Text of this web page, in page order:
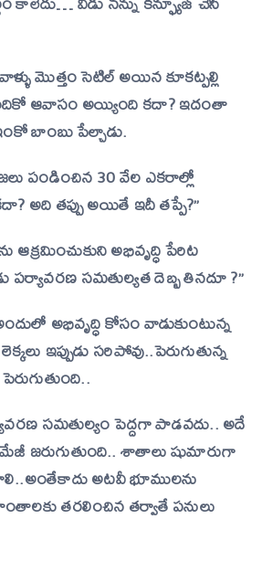
మొత్తం సెటిల్ అయిన కూకట్పల్లి
ఆవాసం అయ్యింది కదా? ఇదంతా
బాంబు పేల్చాడు.
పండించిన 30 వేల ఎకరాల్లో
అది తప్పు అయితే ఇదీ తప్పే?”
అభివృద్ధి పేరిట
పర్యావరణ సమతుల్యత దెబ్బ తినదూ ?”
అభివృద్ధి కోసం వాడుకుంటున్న
ఇప్పుడు సరిపోవు..పెరుగుతున్న
సమతుల్యం పెద్దగా పాడవదు.. అదే
జరుగుతుంది.. శాతాలు షుమారుగా
అటవీ భూములను
తరలించిన తర్వాతే పనులు